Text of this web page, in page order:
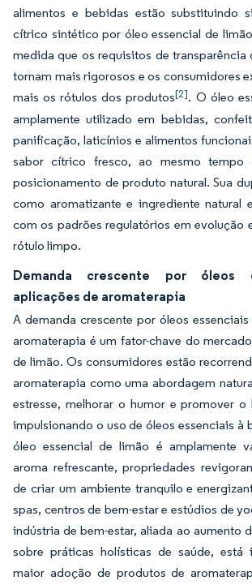
alimentos e bebidas estão substituindo
cítrico sintético por óleo essencial de
medida que os requisitos de transparência
tornam mais rigorosos e os consumidores
mais os rótulos dos produtos[2]. O óleo
amplamente utilizado em bebidas,
panificação, laticínios e alimentos
sabor cítrico fresco, ao mesmo
posicionamento de produto natural. Sua
como aromatizante e ingrediente natural
com os padrões regulatórios em evolução
rótulo limpo.
Demanda crescente por óleos
aplicações de aromaterapia
A demanda crescente por óleos
aromaterapia é um fator-chave do
de limão. Os consumidores estão
aromaterapia como uma abordagem
estresse, melhorar o humor e promover o
impulsionando o uso de óleos essenciais à
óleo essencial de limão é amplamente
aroma refrescante, propriedades
de criar um ambiente tranquilo e
spas, centros de bem-estar e estúdios de
indústria de bem-estar, aliada ao aumento
sobre práticas holísticas de saúde, está
maior adoção de produtos de